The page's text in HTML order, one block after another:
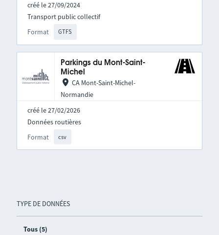
TYPE DE DONNÉES
Tous (5)
créé le 27/09/2024
Format GTFS
Transport public collectif
Parkings du Mont-Saint-
Michel
CA Mont-Saint-Michel-
Normandie
créé le 27/02/2026
Format csv
Données routières